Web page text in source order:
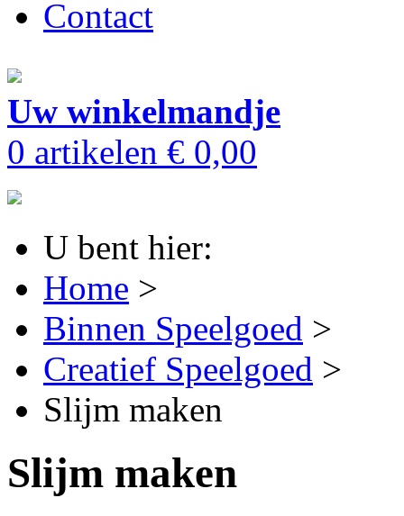
Contact
Uw winkelmandje
0 artikelen € 0,00
U bent hier:
Home >
Binnen Speelgoed >
Creatief Speelgoed >
Slijm maken
Slijm maken